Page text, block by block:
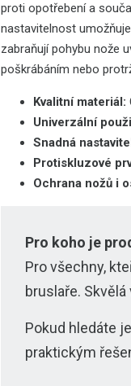
proti opotřebení a
nastavitelnost
zabraňují pohybu nože
poškrábáním nebo
Kvalitní materiál:
Univerzální
Snadná
Protiskluzové
Ochrana nožů i
Pro koho je
Pro všechny,
bruslaře.
Pokud hledáte
praktickým